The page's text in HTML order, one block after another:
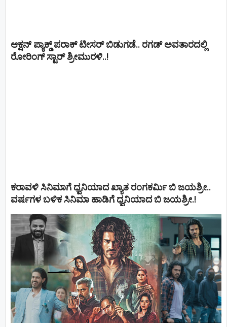
ಆಕ್ಷನ್ ಪ್ಯಾಕ್ಡ್ ಪರಾಕ್ ಟೀಸರ್ ಬಿಡುಗಡೆ.. ರಗಡ್ ಅವತಾರದಲ್ಲಿ
ರೋರಿಂಗ್ ಸ್ಟಾರ್ ಶ್ರೀಮುರಳಿ..!
ಕರಾವಳಿ ಸಿನಿಮಾಗೆ ಧ್ವನಿಯಾದ ಖ್ಯಾತ ರಂಗಕರ್ಮಿ ಬಿ ಜಯಶ್ರೀ..
ವರ್ಷಗಳ ಬಳಿಕ ಸಿನಿಮಾ ಹಾಡಿಗೆ ಧ್ವನಿಯಾದ ಬಿ ಜಯಶ್ರೀ.!